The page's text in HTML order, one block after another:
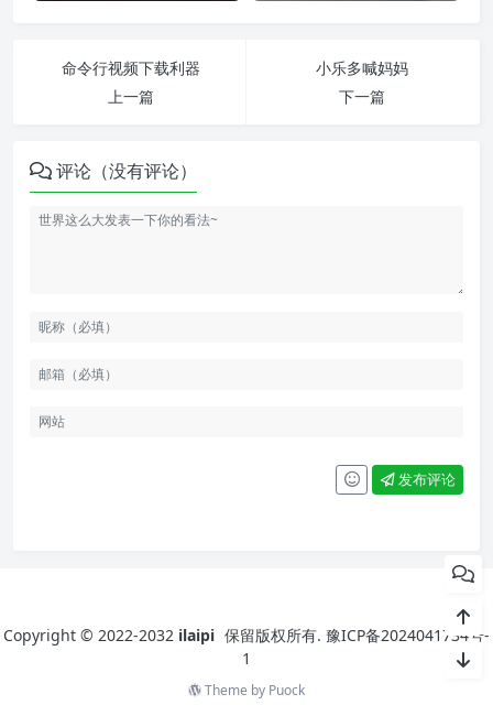
命令行视频下载利器
上一篇
小乐多喊妈妈
下一篇
评论（没有评论）
发布评论
Copyright © 2022-2032 ilaipi 保留版权所有. 豫ICP备2024041734号-
1
Theme by Puock